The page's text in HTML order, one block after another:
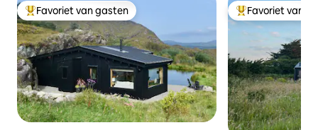
Topfavoriet van gasten
Favoriet van gasten Topfavoriet van
Favoriet van